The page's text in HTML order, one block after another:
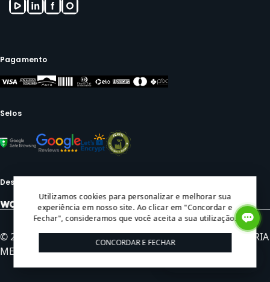
Pagamento
Selos
Desenvolvido por:
© 2024 Todos os direitos reservados. METAVILA INDUSTRIA
METALURGICA LTDA - CNPJ: 05.991.206/0001-44
Utilizamos cookies para personalizar e melhorar sua
experiência em nosso site. Ao clicar em "Concordar e
Fechar", consideramos que você aceita a sua utilização.
CONCORDAR E FECHAR